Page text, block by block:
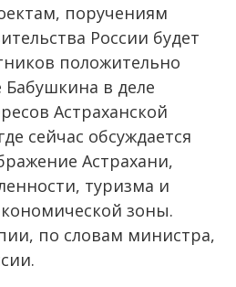
поручениям
России будет
положительно
Бабушкина в деле
Астраханской
сейчас обсуждается
Астрахани,
туризма и
зоны.
по словам министра,